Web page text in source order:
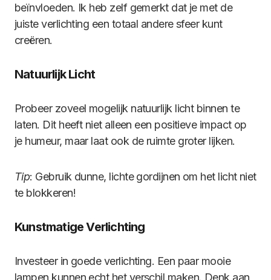
beïnvloeden. Ik heb zelf gemerkt dat je met de
juiste verlichting een totaal andere sfeer kunt
creëren.
Natuurlijk Licht
Probeer zoveel mogelijk natuurlijk licht binnen te
laten. Dit heeft niet alleen een positieve impact op
je humeur, maar laat ook de ruimte groter lijken.
Tip: Gebruik dunne, lichte gordijnen om het licht niet
te blokkeren!
Kunstmatige Verlichting
Investeer in goede verlichting. Een paar mooie
lampen kunnen echt het verschil maken. Denk aan